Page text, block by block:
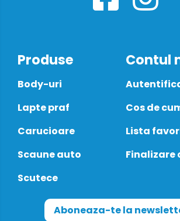
Produse
Body-uri
Lapte praf
Carucioare
Scaune auto
Scutece
Contul
Cos de
Lista
Finalizare
Aboneaza-te la